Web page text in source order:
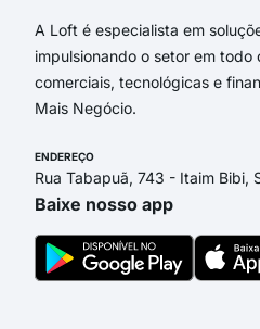
A Loft é especialista em
impulsionando o setor em todo
comerciais, tecnológicas e
Mais Negócio.
ENDEREÇO
Rua Tabapuã, 743 - Itaim Bibi,
Baixe nosso app